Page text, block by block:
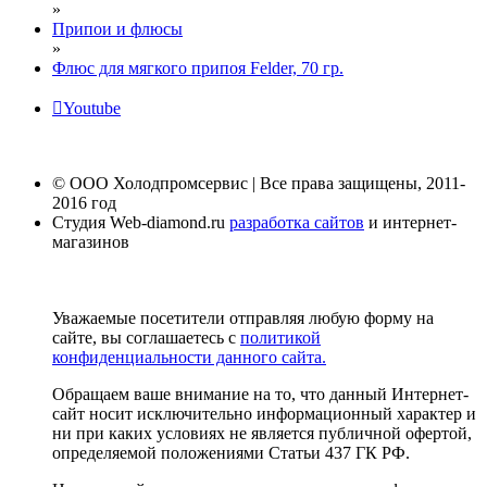
»
Припои и флюсы
»
Флюс для мягкого припоя Felder, 70 гр.
Youtube
© ООО Холодпромсервис | Все права защищены, 2011-
2016 год
Студия Web-diamond.ru разработка сайтов и интернет-
магазинов
Уважаемые посетители отправляя любую форму на
сайте, вы соглашаетесь с политикой
конфиденциальности данного сайта.
Обращаем ваше внимание на то, что данный Интернет-
сайт носит исключительно информационный характер и
ни при каких условиях не является публичной офертой,
определяемой положениями Статьи 437 ГК РФ.